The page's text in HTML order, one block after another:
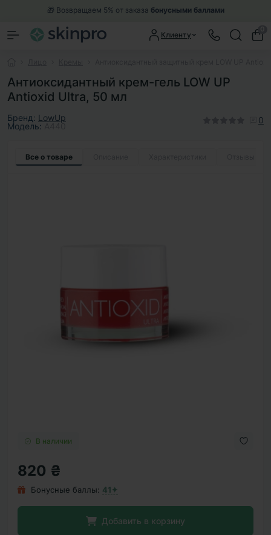
🎁 Возвращаем 5% от заказа бонусными баллами
Клиенту
Антиоксидантный крем-гель LOW UP
Antioxid Ultra, 50 мл
Бренд: LowUp
Модель:
A440
0
Все о товаре
В наличии
820 ₴
Бонусные баллы: 41✦
Добавить в корзину